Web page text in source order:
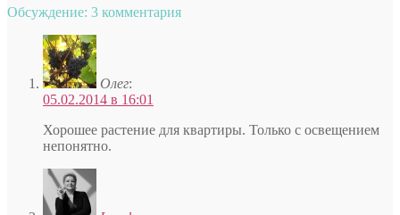
Обсуждение: 3 комментария
Олег:
05.02.2014 в 16:01
Хорошее растение для квартиры. Только с освещением
непонятно.